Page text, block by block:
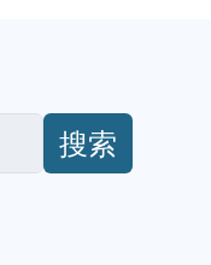
搜索